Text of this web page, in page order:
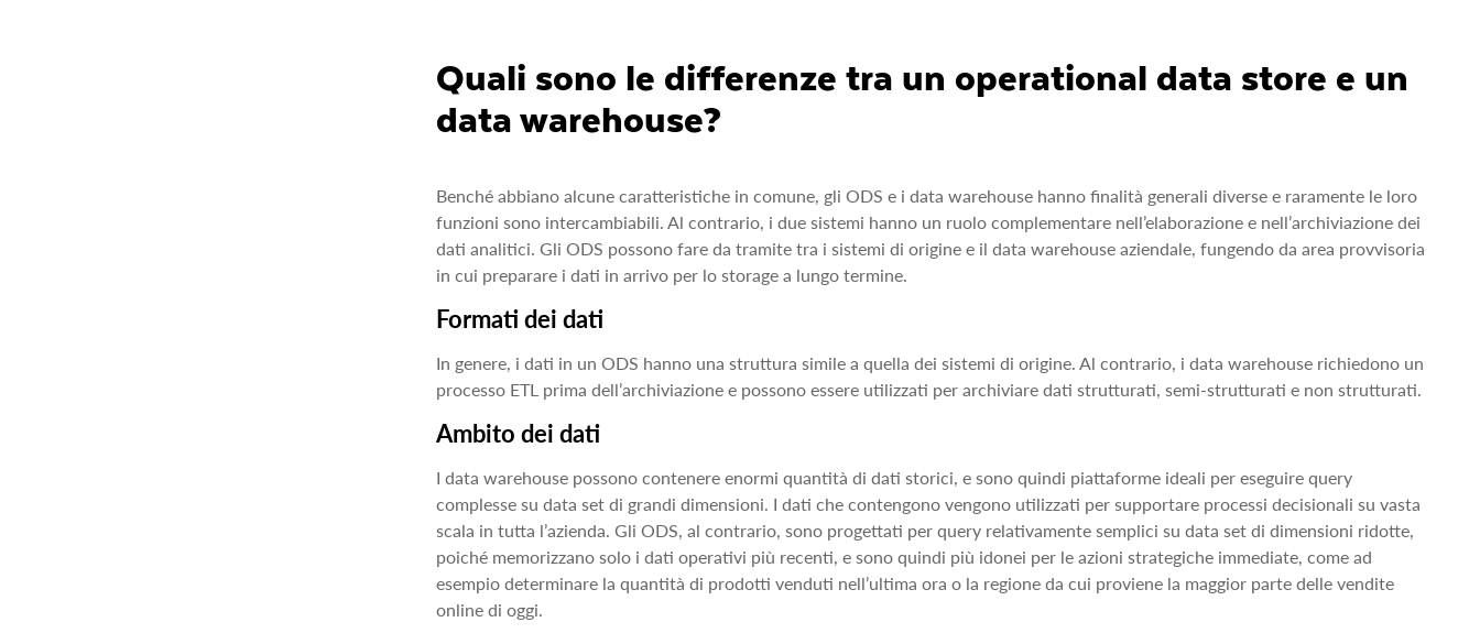
Quali sono le differenze tra un operational data store e un
data warehouse?
Benché abbiano alcune caratteristiche in comune, gli ODS e i data warehouse hanno finalità generali diverse e raramente le loro
funzioni sono intercambiabili. Al contrario, i due sistemi hanno un ruolo complementare nell’elaborazione e nell’archiviazione dei
dati analitici. Gli ODS possono fare da tramite tra i sistemi di origine e il data warehouse aziendale, fungendo da area provvisoria
in cui preparare i dati in arrivo per lo storage a lungo termine.
Formati dei dati
In genere, i dati in un ODS hanno una struttura simile a quella dei sistemi di origine. Al contrario, i data warehouse richiedono un
processo ETL prima dell’archiviazione e possono essere utilizzati per archiviare dati strutturati, semi‑strutturati e non strutturati.
Ambito dei dati
I data warehouse possono contenere enormi quantità di dati storici, e sono quindi piattaforme ideali per eseguire query
complesse su data set di grandi dimensioni. I dati che contengono vengono utilizzati per supportare processi decisionali su vasta
scala in tutta l’azienda. Gli ODS, al contrario, sono progettati per query relativamente semplici su data set di dimensioni ridotte,
poiché memorizzano solo i dati operativi più recenti, e sono quindi più idonei per le azioni strategiche immediate, come ad
esempio determinare la quantità di prodotti venduti nell’ultima ora o la regione da cui proviene la maggior parte delle vendite
online di oggi.